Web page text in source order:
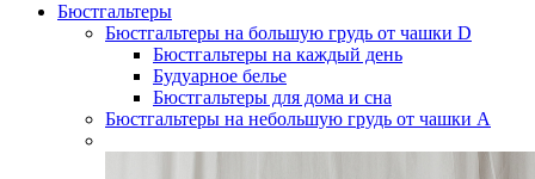
Бюстгальтеры
Бюстгальтеры на большую грудь от чашки D
Бюстгальтеры на каждый день
Будуарное белье
Бюстгальтеры для дома и сна
Бюстгальтеры на небольшую грудь от чашки А